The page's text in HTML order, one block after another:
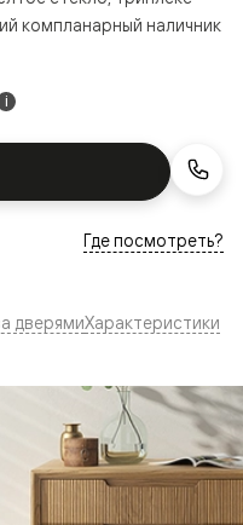
i
компланарный наличник
Где посмотреть?
дверямиХарактеристики